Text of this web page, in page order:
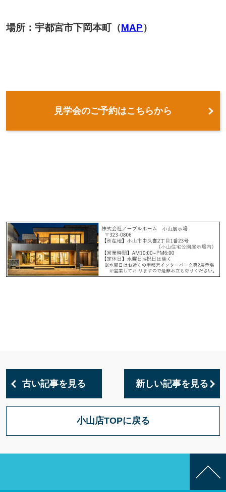
場所：宇都宮市下岡本町（MAP）
見学会のご予約はこちらから
古い記事を見る 新しい記事を見る
小山店TOPに戻る